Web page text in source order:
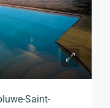
Saint-